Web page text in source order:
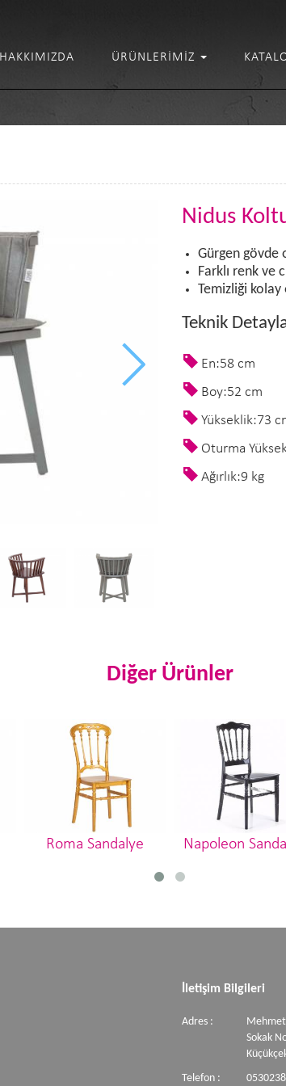
HAKKIMIZDA ÜRÜNLERIMIZ
Nidus
Gürgen gövde
Farklı renk ve
Temizliği kolay
Teknik
En:58 cm
Boy:52 cm
Yükseklik:73
Oturma
Ağırlık:9 kg
Diğer Ürünler
Roma Sandalye Napoleon
İletişim Bilgileri
Adres :
Sokak
Telefon :